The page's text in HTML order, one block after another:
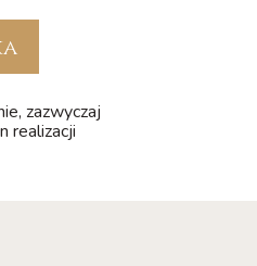
zazwyczaj
realizacji